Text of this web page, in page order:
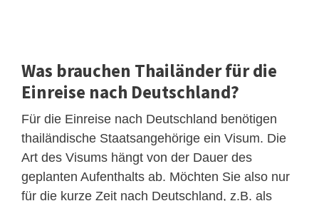
Was brauchen Thailänder für die
Einreise nach Deutschland?
Für die Einreise nach Deutschland benötigen
thailändische Staatsangehörige ein Visum. Die
Art des Visums hängt von der Dauer des
geplanten Aufenthalts ab. Möchten Sie also nur
für die kurze Zeit nach Deutschland, z.B. als